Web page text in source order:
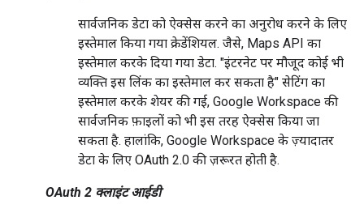
सार्वजनिक डेटा को ऐक्सेस करने का अनुरोध करने के लिए
इस्तेमाल किया गया क्रेडेंशियल. जैसे, Maps API का
इस्तेमाल करके दिया गया डेटा. "इंटरनेट पर मौजूद कोई भी
व्यक्ति इस लिंक का इस्तेमाल कर सकता है" सेटिंग का
इस्तेमाल करके शेयर की गई, Google Workspace की
सार्वजनिक फ़ाइलों को भी इस तरह ऐक्सेस किया जा
सकता है. हालांकि, Google Workspace के ज़्यादातर
डेटा के लिए OAuth 2.0 की ज़रूरत होती है.
OAuth 2 क्लाइंट आईडी